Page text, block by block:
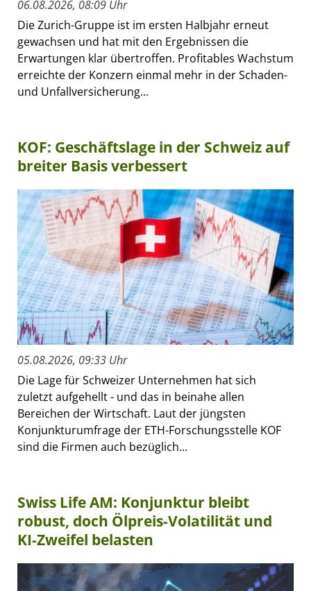
06.08.2026, 08:09 Uhr
Die Zurich-Gruppe ist im ersten Halbjahr erneut
gewachsen und hat mit den Ergebnissen die
Erwartungen klar übertroffen. Profitables Wachstum
erreichte der Konzern einmal mehr in der Schaden-
und Unfallversicherung...
KOF: Geschäftslage in der Schweiz auf
breiter Basis verbessert
05.08.2026, 09:33 Uhr
Die Lage für Schweizer Unternehmen hat sich
zuletzt aufgehellt - und das in beinahe allen
Bereichen der Wirtschaft. Laut der jüngsten
Konjunkturumfrage der ETH-Forschungsstelle KOF
sind die Firmen auch bezüglich...
Swiss Life AM: Konjunktur bleibt
robust, doch Ölpreis-Volatilität und
KI-Zweifel belasten